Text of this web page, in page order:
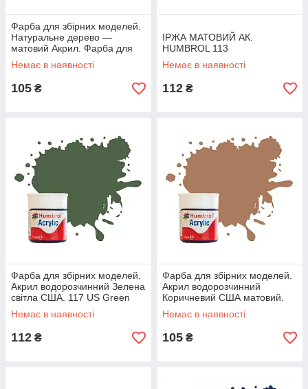
Фарба для збірних моделей.
Натуральне дерево —
матовий Акрил. Фарба для
збірних моделей. HUMBROL
110
Немає в наявності
105 ₴
ІРЖА МАТОВИЙ АК.
HUMBROL 113
Немає в наявності
112 ₴
Фарба для збірних моделей.
Акрил водорозчинний Зелена
світла США. 117 US Green
Light Matt. HUMBROL 117
Немає в наявності
112 ₴
Фарба для збірних моделей.
Акрил водорозчинний
Коричневий США матовий.
HUMBROL 118
Немає в наявності
105 ₴